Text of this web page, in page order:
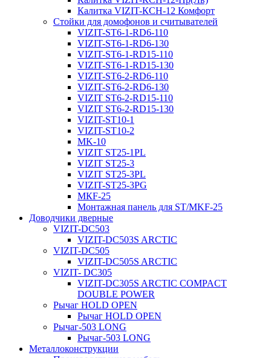
Калитка VIZIT-КСН-12 Комфорт
Стойки для домофонов и считывателей
VIZIT-ST6-1-RD6-110
VIZIT-ST6-1-RD6-130
VIZIT-ST6-1-RD15-110
VIZIT-ST6-1-RD15-130
VIZIT-ST6-2-RD6-110
VIZIT-ST6-2-RD6-130
VIZIT ST6-2-RD15-110
VIZIT ST6-2-RD15-130
VIZIT-ST10-1
VIZIT-ST10-2
MK-10
VIZIT ST25-1PL
VIZIT ST25-3
VIZIT ST25-3PL
VIZIT-ST25-3PG
МКF-25
Монтажная панель для ST/MKF-25
Доводчики дверные
VIZIT-DC503
VIZIT-DC503S ARCTIC
VIZIT-DC505
VIZIT-DC505S ARCTIC
VIZIT- DC305
VIZIT-DC305S ARCTIC COMPACT
DOUBLE POWER
Рычаг HOLD OPEN
Рычаг HOLD OPEN
Рычаг-503 LONG
Рычаг-503 LONG
Металлоконструкции